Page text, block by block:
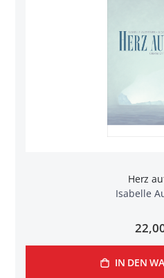
Herz
Isabelle
IN DEN